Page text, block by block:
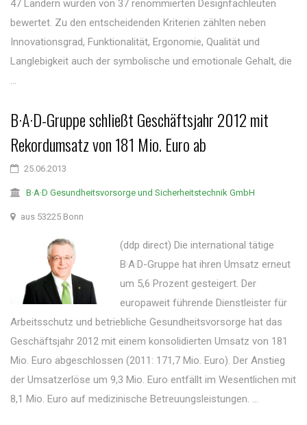
47 Ländern wurden von 37 renommierten Designfachleuten
bewertet. Zu den entscheidenden Kriterien zählten neben
Innovationsgrad, Funktionalität, Ergonomie, Qualität und
Langlebigkeit auch der symbolische und emotionale Gehalt, die
...
B·A·D-Gruppe schließt Geschäftsjahr 2012 mit
Rekordumsatz von 181 Mio. Euro ab
25.06.2013
B·A·D Gesundheitsvorsorge und Sicherheitstechnik GmbH
aus 53225 Bonn
(ddp direct) Die international tätige
B·A·D-Gruppe hat ihren Umsatz erneut
um 5,6 Prozent gesteigert. Der
europaweit führende Dienstleister für
Arbeitsschutz und betriebliche Gesundheitsvorsorge hat das
Geschäftsjahr 2012 mit einem konsolidierten Umsatz von 181
Mio. Euro abgeschlossen (2011: 171,7 Mio. Euro). Der Anstieg
der Umsatzerlöse um 9,3 Mio. Euro entfällt im Wesentlichen mit
8,1 Mio. Euro auf medizinische Betreuungsleistungen. ...